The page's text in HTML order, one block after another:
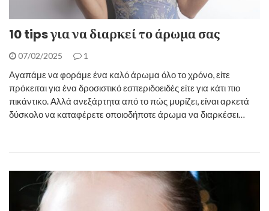
10 tips για να διαρκεί το άρωμα σας
07/02/2025 1
Αγαπάμε να φοράμε ένα καλό άρωμα όλο το χρόνο, είτε
πρόκειται για ένα δροσιστικό εσπεριδοειδές είτε για κάτι πιο
πικάντικο. Αλλά ανεξάρτητα από το πώς μυρίζει, είναι αρκετά
δύσκολο να καταφέρετε οποιοδήποτε άρωμα να διαρκέσει…